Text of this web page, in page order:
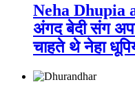
Neha Dhupia
अंगद बेदी संग
चाहते थे नेहा